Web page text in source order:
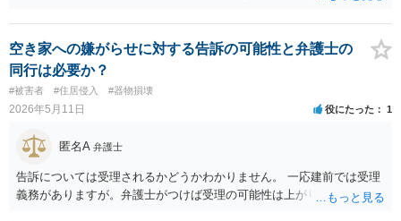
と思います。
空き家への嫌がらせに対する告訴の可能性と弁護士の
同行は必要か？
#被害者 #住居侵入 #器物損壊
2026年5月11日 役にたった 1
匿名A 弁護士
告訴については受理されるかどうかわかりません。 一応建前では受理
義務がありますが。弁護士がつけば受理の可能性は上がります。